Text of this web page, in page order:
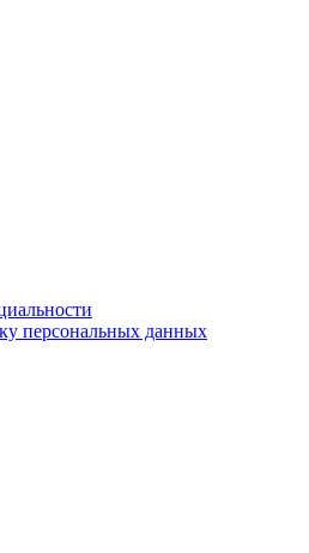
персональных данных